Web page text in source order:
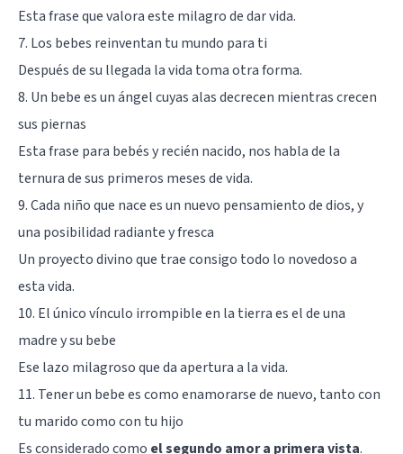
Esta frase que valora este milagro de dar vida.
7. Los bebes reinventan tu mundo para ti
Después de su llegada la vida toma otra forma.
8. Un bebe es un ángel cuyas alas decrecen mientras crecen
sus piernas
Esta frase para bebés y recién nacido, nos habla de la
ternura de sus primeros meses de vida.
9. Cada niño que nace es un nuevo pensamiento de dios, y
una posibilidad radiante y fresca
Un proyecto divino que trae consigo todo lo novedoso a
esta vida.
10. El único vínculo irrompible en la tierra es el de una
madre y su bebe
Ese lazo milagroso que da apertura a la vida.
11. Tener un bebe es como enamorarse de nuevo, tanto con
tu marido como con tu hijo
Es considerado como el segundo amor a primera vista.